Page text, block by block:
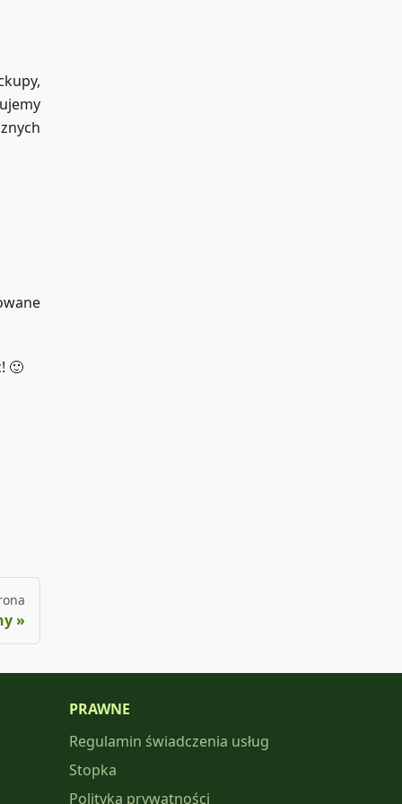
🙂
PRAWNE
Regulamin świadczenia usług
Stopka
Polityka prywatności